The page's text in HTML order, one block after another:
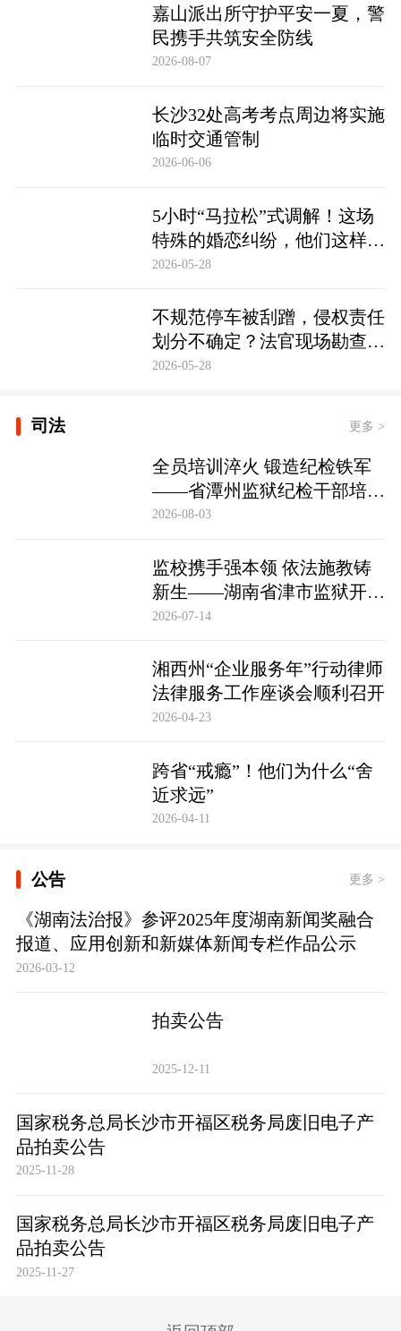
嘉山派出所守护平安一夏，警
民携手共筑安全防线
2026-08-07
长沙32处高考考点周边将实施
临时交通管制
2026-06-06
5小时“马拉松”式调解！这场
特殊的婚恋纠纷，他们这样化
解……
2026-05-28
不规范停车被刮蹭，侵权责任
划分不确定？法官现场勘查定
争纷
2026-05-28
司法 更多 >
全员培训淬火 锻造纪检铁军
——省潭州监狱纪检干部培训
实现全覆盖
2026-08-03
监校携手强本领 依法施教铸
新生——湖南省津市监狱开展
基层警察教育改造专项技能培
2026-07-14
湘西州“企业服务年”行动律师
法律服务工作座谈会顺利召开
2026-04-23
跨省“戒瘾”！他们为什么“舍
近求远”
2026-04-11
公告 更多 >
《湖南法治报》参评2025年度湖南新闻奖融合
报道、应用创新和新媒体新闻专栏作品公示
2026-03-12
拍卖公告
2025-12-11
国家税务总局长沙市开福区税务局废旧电子产
品拍卖公告
2025-11-28
国家税务总局长沙市开福区税务局废旧电子产
品拍卖公告
2025-11-27